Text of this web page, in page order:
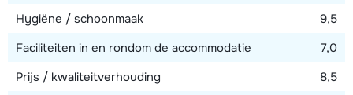
Bekijk kaart
Hygiëne / schoonmaak
9,5
Faciliteiten in en rondom de accommodatie
7,0
Prijs / kwaliteitverhouding
8,5